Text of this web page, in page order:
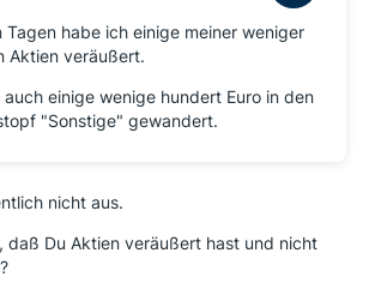
Tagen habe ich einige meiner weniger
Aktien veräußert.
einige wenige hundert Euro in den
"Sonstige" gewandert.
nicht aus.
daß Du Aktien veräußert hast und nicht